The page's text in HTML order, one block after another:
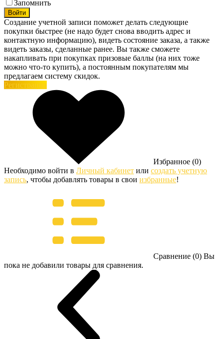
Запомнить
Войти
Создание учетной записи поможет делать следующие
покупки быстрее (не надо будет снова вводить адрес и
контактную информацию), видеть состояние заказа, а также
видеть заказы, сделанные ранее. Вы также сможете
накапливать при покупках призовые баллы (на них тоже
можно что-то купить), а постоянным покупателям мы
предлагаем систему скидок.
Регистрация
Избранное (0)
Необходимо войти в Личный кабинет или создать учетную
запись, чтобы добавлять товары в свои избранные!
Сравнение (0) Вы
пока не добавили товары для сравнения.